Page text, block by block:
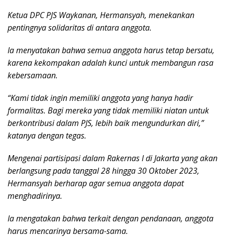
Ketua DPC PJS Waykanan, Hermansyah, menekankan
pentingnya solidaritas di antara anggota.
Ia menyatakan bahwa semua anggota harus tetap bersatu,
karena kekompakan adalah kunci untuk membangun rasa
kebersamaan.
“Kami tidak ingin memiliki anggota yang hanya hadir
formalitas. Bagi mereka yang tidak memiliki niatan untuk
berkontribusi dalam PJS, lebih baik mengundurkan diri,”
katanya dengan tegas.
Mengenai partisipasi dalam Rakernas I di Jakarta yang akan
berlangsung pada tanggal 28 hingga 30 Oktober 2023,
Hermansyah berharap agar semua anggota dapat
menghadirinya.
Ia mengatakan bahwa terkait dengan pendanaan, anggota
harus mencarinya bersama-sama.